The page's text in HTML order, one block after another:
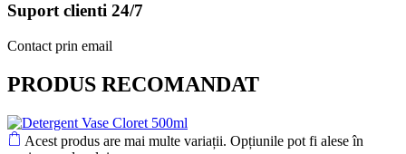
Suport clienti 24/7
Contact prin email
PRODUS RECOMANDAT
Acest produs are mai multe variații. Opțiunile pot fi alese în